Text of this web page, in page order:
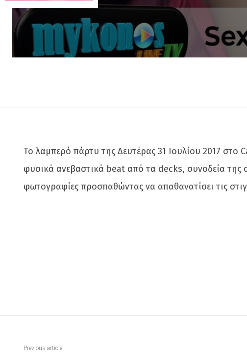
Το λαμπερό πάρτυ της Δευτέρας 31 Ιουλίου 2017 στο
φυσικά ανεβαστικά beat από τα decks, συνοδεία της
φωτογραφίες προσπαθώντας να απαθανατίσει τις
Previous article